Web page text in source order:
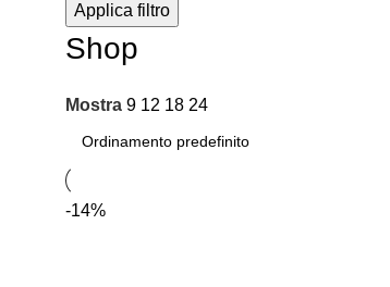
Applica filtro
Shop
Mostra 9 12 18 24
-14%